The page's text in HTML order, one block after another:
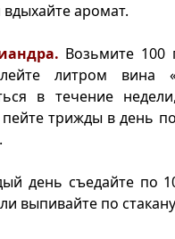
аромат.
Возьмите 100
литром вина
в течение
трижды в день
день съедайте по
выпивайте по